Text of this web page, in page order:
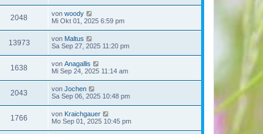
2048 von woody
Mi Okt 01, 2025 6:59 pm
13973 von Maltus
Sa Sep 27, 2025 11:20 pm
1638 von Anagallis
Mi Sep 24, 2025 11:14 am
2043 von Jochen
Sa Sep 06, 2025 10:48 pm
1766 von Kraichgauer
Mo Sep 01, 2025 10:45 pm